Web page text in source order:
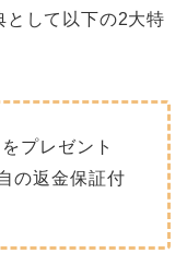
として以下の2大特
プレゼント
の返金保証付